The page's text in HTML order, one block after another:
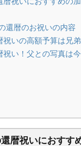
還暦のお祝いの内容
祝いの高額予算は兄
祝い！父との写真は
暦祝いにおすす